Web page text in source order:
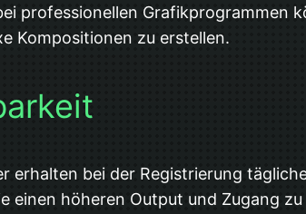
professionellen Grafikprogrammen
Kompositionen zu erstellen.
erhalten bei der Registrierung
einen höheren Output und Zugang